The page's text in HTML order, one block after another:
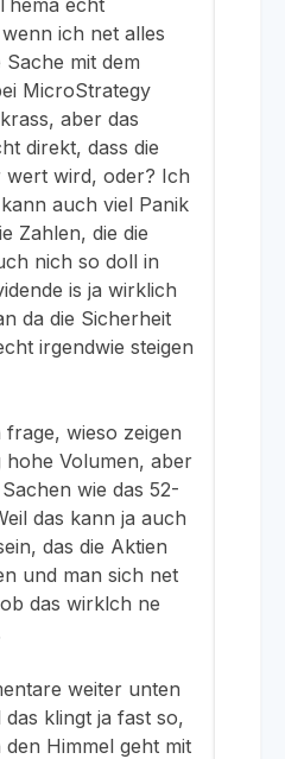
ich net alles
mit dem
MicroStrategy
aber das
direkt, dass die
wert wird, oder? Ich
auch viel Panik
Zahlen, die die
nich so doll in
is ja wirklich
da die Sicherheit
irgendwie steigen
wieso zeigen
hohe Volumen, aber
wie das 52-
das kann ja auch
das die Aktien
und man sich net
das wirklch ne
weiter unten
klingt ja fast so,
Himmel geht mit